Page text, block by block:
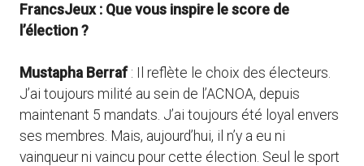
FrancsJeux : Que vous inspire le score de
l’élection ?
Mustapha Berraf: Il reflète le choix des électeurs.
J’ai toujours milité au sein de l’ACNOA, depuis
maintenant 5 mandats. J’ai toujours été loyal envers
ses membres. Mais, aujourd’hui, il n’y a eu ni
vainqueur ni vaincu pour cette élection. Seul le sport